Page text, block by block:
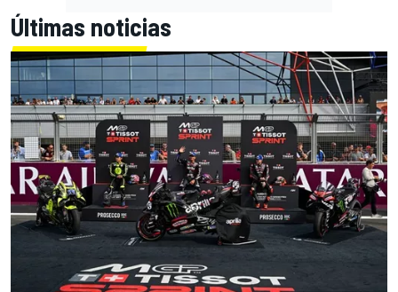
Últimas noticias